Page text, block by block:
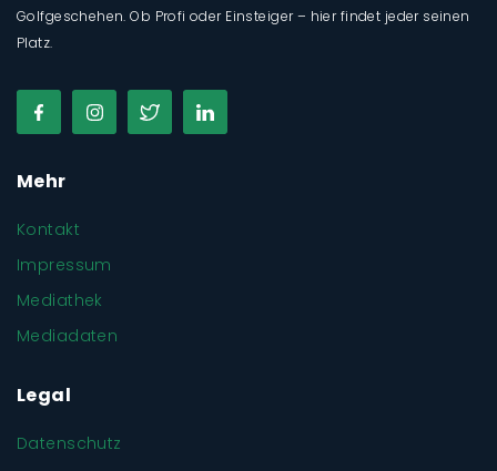
Golfgeschehen. Ob Profi oder Einsteiger – hier findet jeder seinen
Platz.
Mehr
Kontakt
Impressum
Mediathek
Mediadaten
Legal
Datenschutz